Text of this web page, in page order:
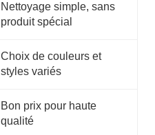
Nettoyage simple, sans
produit spécial
Choix de couleurs et
styles variés
Bon prix pour haute
qualité